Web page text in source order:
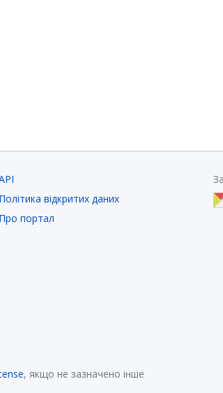
Політика відкритих даних
Про портал
, якщо не зазначено інше